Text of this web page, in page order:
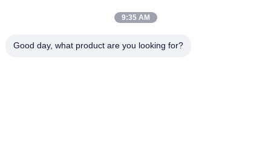
Tur Pabrik
9:35 AM
Good day, what product are you looking for?